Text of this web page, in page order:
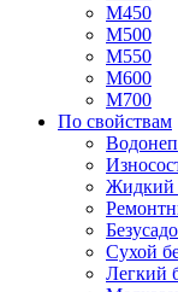
М450
М500
М550
М600
М700
По свойствам
Жидкий
Сухой
Легкий